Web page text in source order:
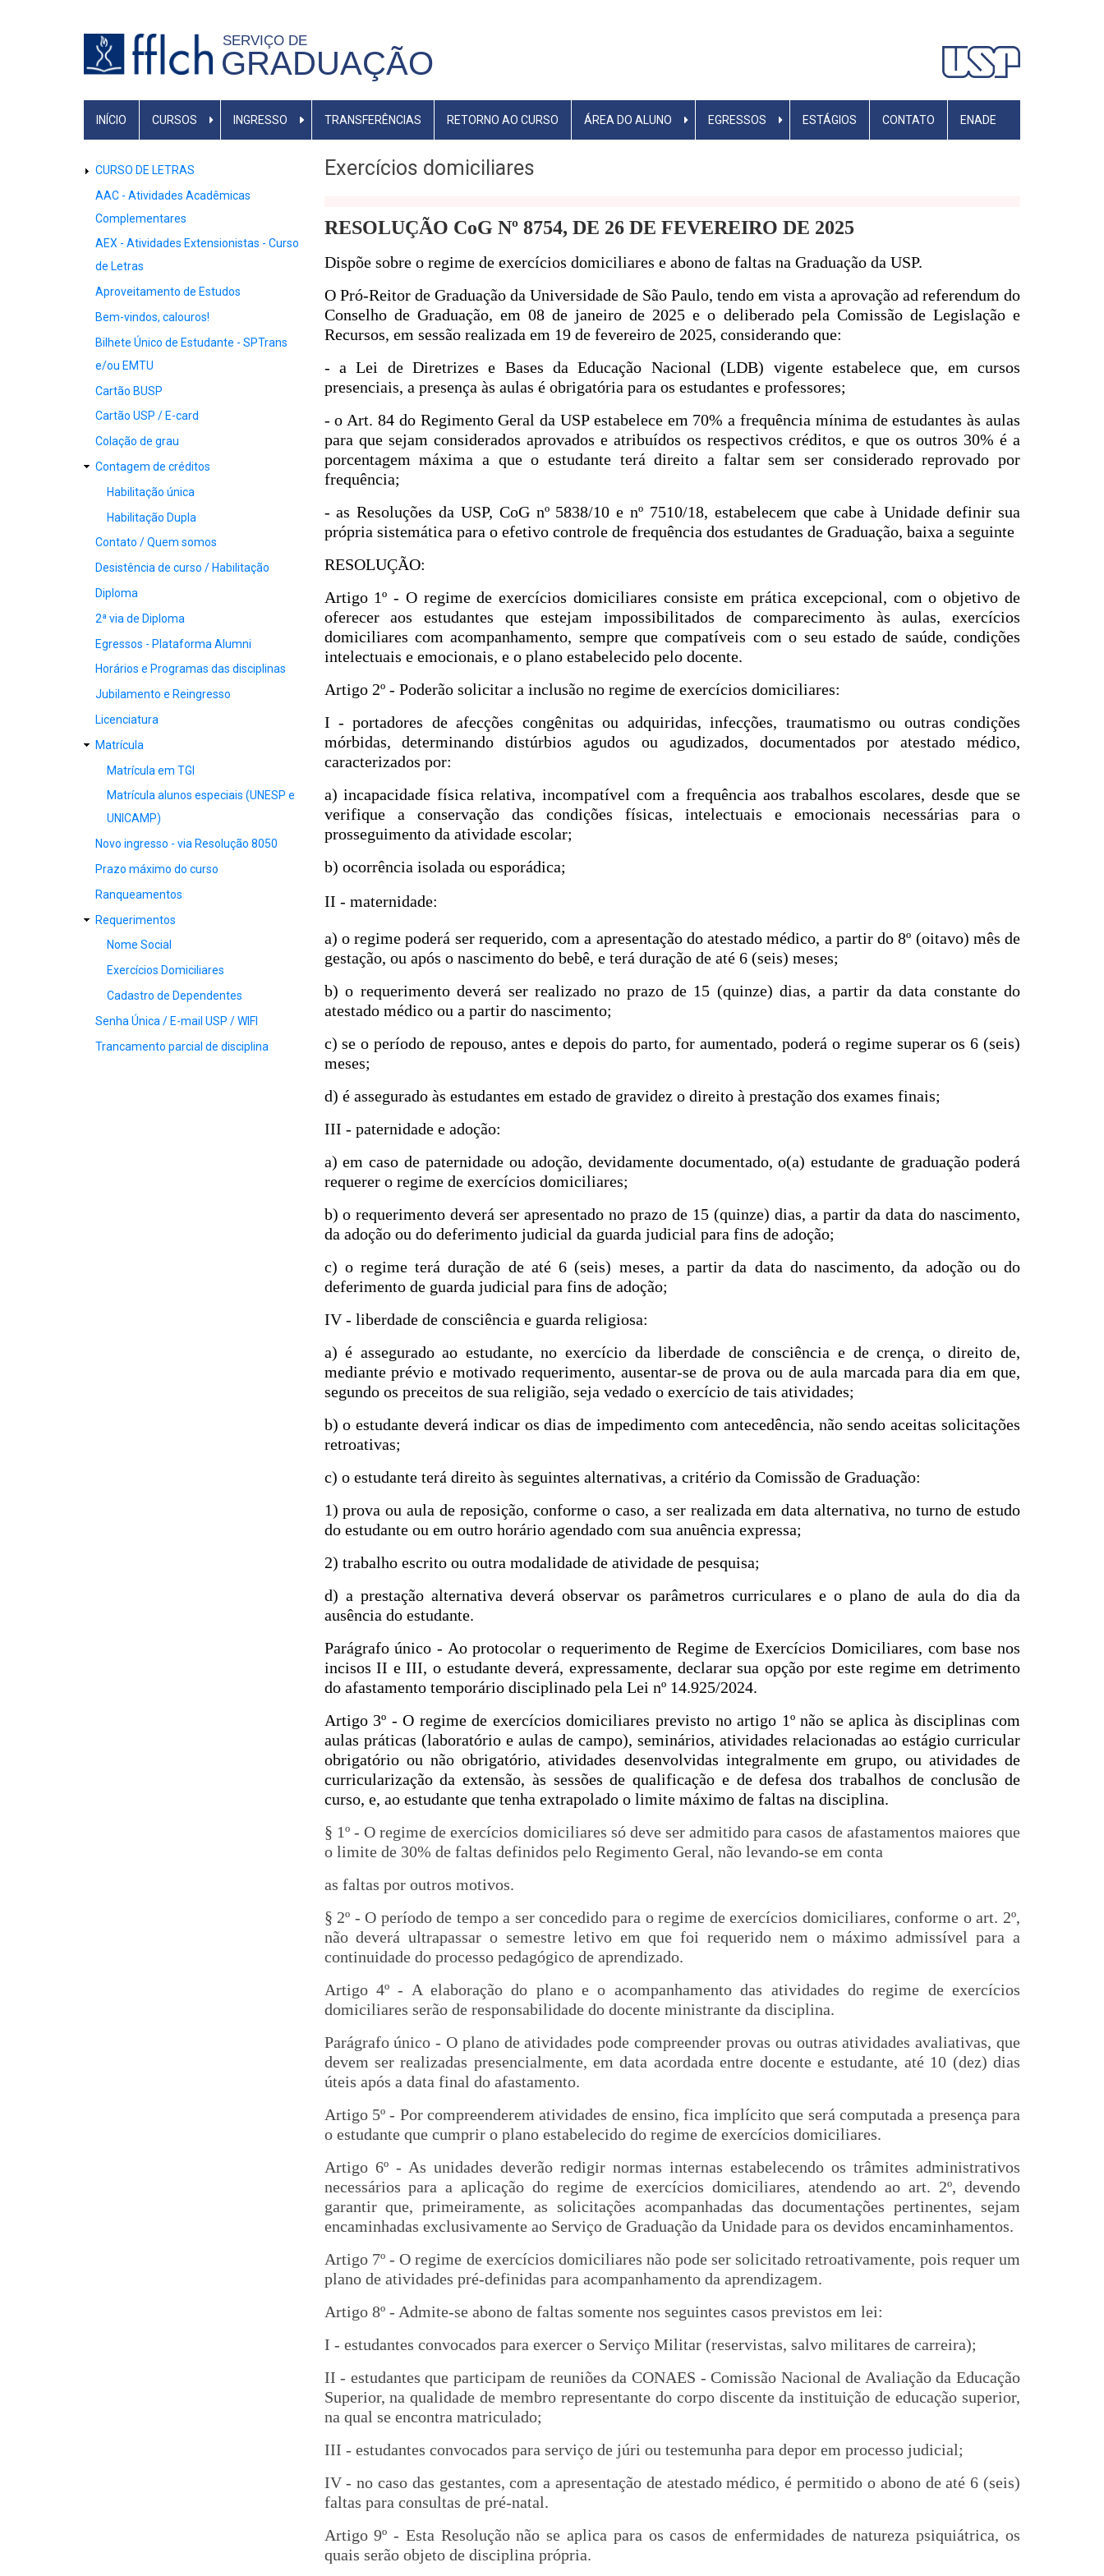
SERVIÇO DE
GRADUAÇÃO
MENU
INÍCIO CURSOS INGRESSO TRANSFERÊNCIAS RETORNO AO CURSO ÁREA DO ALUNO EGRESSOS ESTÁGIOS CONTATO ENADE
MENU
DE
CURSO DE LETRAS
AAC - Atividades Acadêmicas
Complementares
AEX - Atividades Extensionistas - Curso
de Letras
Aproveitamento de Estudos
Bem-vindos, calouros!
Bilhete Único de Estudante - SPTrans
e/ou EMTU
Cartão BUSP
Cartão USP / E-card
Colação de grau
Contagem de créditos
Habilitação única
Habilitação Dupla
Contato / Quem somos
Desistência de curso / Habilitação
Diploma
2ª via de Diploma
Egressos - Plataforma Alumni
Horários e Programas das disciplinas
Jubilamento e Reingresso
Licenciatura
Matrícula
Matrícula em TGI
Matrícula alunos especiais (UNESP e
UNICAMP)
Novo ingresso - via Resolução 8050
Prazo máximo do curso
Ranqueamentos
Requerimentos
Nome Social
Exercícios Domiciliares
Cadastro de Dependentes
Senha Única / E-mail USP / WIFI
Trancamento parcial de disciplina
Exercícios domiciliares
RESOLUÇÃO CoG Nº 8754, DE 26 DE FEVEREIRO DE 2025
Dispõe sobre o regime de exercícios domiciliares e abono de faltas na Graduação da USP.
O Pró-Reitor de Graduação da Universidade de São Paulo, tendo em vista a aprovação ad referendum do
Conselho de Graduação, em 08 de janeiro de 2025 e o deliberado pela Comissão de Legislação e
Recursos, em sessão realizada em 19 de fevereiro de 2025, considerando que:
- a Lei de Diretrizes e Bases da Educação Nacional (LDB) vigente estabelece que, em cursos
presenciais, a presença às aulas é obrigatória para os estudantes e professores;
- o Art. 84 do Regimento Geral da USP estabelece em 70% a frequência mínima de estudantes às aulas
para que sejam considerados aprovados e atribuídos os respectivos créditos, e que os outros 30% é a
porcentagem máxima a que o estudante terá direito a faltar sem ser considerado reprovado por
frequência;
- as Resoluções da USP, CoG nº 5838/10 e nº 7510/18, estabelecem que cabe à Unidade definir sua
própria sistemática para o efetivo controle de frequência dos estudantes de Graduação, baixa a seguinte
RESOLUÇÃO:
Artigo 1º - O regime de exercícios domiciliares consiste em prática excepcional, com o objetivo de
oferecer aos estudantes que estejam impossibilitados de comparecimento às aulas, exercícios
domiciliares com acompanhamento, sempre que compatíveis com o seu estado de saúde, condições
intelectuais e emocionais, e o plano estabelecido pelo docente.
Artigo 2º - Poderão solicitar a inclusão no regime de exercícios domiciliares:
I - portadores de afecções congênitas ou adquiridas, infecções, traumatismo ou outras condições
mórbidas, determinando distúrbios agudos ou agudizados, documentados por atestado médico,
caracterizados por:
a) incapacidade física relativa, incompatível com a frequência aos trabalhos escolares, desde que se
verifique a conservação das condições físicas, intelectuais e emocionais necessárias para o
prosseguimento da atividade escolar;
b) ocorrência isolada ou esporádica;
II - maternidade:
a) o regime poderá ser requerido, com a apresentação do atestado médico, a partir do 8º (oitavo) mês de
gestação, ou após o nascimento do bebê, e terá duração de até 6 (seis) meses;
b) o requerimento deverá ser realizado no prazo de 15 (quinze) dias, a partir da data constante do
atestado médico ou a partir do nascimento;
c) se o período de repouso, antes e depois do parto, for aumentado, poderá o regime superar os 6 (seis)
meses;
d) é assegurado às estudantes em estado de gravidez o direito à prestação dos exames finais;
III - paternidade e adoção:
a) em caso de paternidade ou adoção, devidamente documentado, o(a) estudante de graduação poderá
requerer o regime de exercícios domiciliares;
b) o requerimento deverá ser apresentado no prazo de 15 (quinze) dias, a partir da data do nascimento,
da adoção ou do deferimento judicial da guarda judicial para fins de adoção;
c) o regime terá duração de até 6 (seis) meses, a partir da data do nascimento, da adoção ou do
deferimento de guarda judicial para fins de adoção;
IV - liberdade de consciência e guarda religiosa:
a) é assegurado ao estudante, no exercício da liberdade de consciência e de crença, o direito de,
mediante prévio e motivado requerimento, ausentar-se de prova ou de aula marcada para dia em que,
segundo os preceitos de sua religião, seja vedado o exercício de tais atividades;
b) o estudante deverá indicar os dias de impedimento com antecedência, não sendo aceitas solicitações
retroativas;
c) o estudante terá direito às seguintes alternativas, a critério da Comissão de Graduação:
1) prova ou aula de reposição, conforme o caso, a ser realizada em data alternativa, no turno de estudo
do estudante ou em outro horário agendado com sua anuência expressa;
2) trabalho escrito ou outra modalidade de atividade de pesquisa;
d) a prestação alternativa deverá observar os parâmetros curriculares e o plano de aula do dia da
ausência do estudante.
Parágrafo único - Ao protocolar o requerimento de Regime de Exercícios Domiciliares, com base nos
incisos II e III, o estudante deverá, expressamente, declarar sua opção por este regime em detrimento
do afastamento temporário disciplinado pela Lei nº 14.925/2024.
Artigo 3º - O regime de exercícios domiciliares previsto no artigo 1º não se aplica às disciplinas com
aulas práticas (laboratório e aulas de campo), seminários, atividades relacionadas ao estágio curricular
obrigatório ou não obrigatório, atividades desenvolvidas integralmente em grupo, ou atividades de
curricularização da extensão, às sessões de qualificação e de defesa dos trabalhos de conclusão de
curso, e, ao estudante que tenha extrapolado o limite máximo de faltas na disciplina.
§ 1º - O regime de exercícios domiciliares só deve ser admitido para casos de afastamentos maiores que
o limite de 30% de faltas definidos pelo Regimento Geral, não levando-se em conta
as faltas por outros motivos.
§ 2º - O período de tempo a ser concedido para o regime de exercícios domiciliares, conforme o art. 2º,
não deverá ultrapassar o semestre letivo em que foi requerido nem o máximo admissível para a
continuidade do processo pedagógico de aprendizado.
Artigo 4º - A elaboração do plano e o acompanhamento das atividades do regime de exercícios
domiciliares serão de responsabilidade do docente ministrante da disciplina.
Parágrafo único - O plano de atividades pode compreender provas ou outras atividades avaliativas, que
devem ser realizadas presencialmente, em data acordada entre docente e estudante, até 10 (dez) dias
úteis após a data final do afastamento.
Artigo 5º - Por compreenderem atividades de ensino, fica implícito que será computada a presença para
o estudante que cumprir o plano estabelecido do regime de exercícios domiciliares.
Artigo 6º - As unidades deverão redigir normas internas estabelecendo os trâmites administrativos
necessários para a aplicação do regime de exercícios domiciliares, atendendo ao art. 2º, devendo
garantir que, primeiramente, as solicitações acompanhadas das documentações pertinentes, sejam
encaminhadas exclusivamente ao Serviço de Graduação da Unidade para os devidos encaminhamentos.
Artigo 7º - O regime de exercícios domiciliares não pode ser solicitado retroativamente, pois requer um
plano de atividades pré-definidas para acompanhamento da aprendizagem.
Artigo 8º - Admite-se abono de faltas somente nos seguintes casos previstos em lei:
I - estudantes convocados para exercer o Serviço Militar (reservistas, salvo militares de carreira);
II - estudantes que participam de reuniões da CONAES - Comissão Nacional de Avaliação da Educação
Superior, na qualidade de membro representante do corpo discente da instituição de educação superior,
na qual se encontra matriculado;
III - estudantes convocados para serviço de júri ou testemunha para depor em processo judicial;
IV - no caso das gestantes, com a apresentação de atestado médico, é permitido o abono de até 6 (seis)
faltas para consultas de pré-natal.
Artigo 9º - Esta Resolução não se aplica para os casos de enfermidades de natureza psiquiátrica, os
quais serão objeto de disciplina própria.